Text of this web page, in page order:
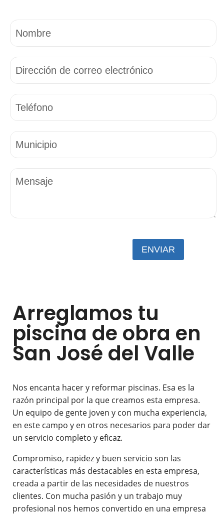
Arreglamos tu
piscina de obra en
San José del Valle
Nos encanta hacer y reformar piscinas. Esa es la
razón principal por la que creamos esta empresa.
Un equipo de gente joven y con mucha experiencia,
en este campo y en otros necesarios para poder dar
un servicio completo y eficaz.
Compromiso, rapidez y buen servicio son las
características más destacables en esta empresa,
creada a partir de las necesidades de nuestros
clientes. Con mucha pasión y un trabajo muy
profesional nos hemos convertido en una empresa